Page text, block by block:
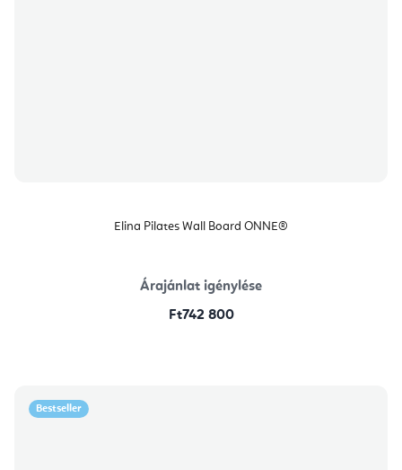
Elina Pilates Wall Board ONNE®
Árajánlat igénylése
Ft742 800
Bestseller